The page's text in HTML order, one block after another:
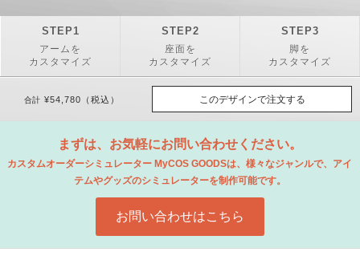
STEP
アームを
カスタマイズ
STEP
座面を
カスタマイズ
STEP
脚を
カスタマイズ
合計 ¥54,780 （税込） このデザインで注文する
まずは、お気軽にお問い合わせください。
カスタムオーダーシミュレーター MyCOS GOODSは、様々なジャンルで、アイ
テムやグッズのシミュレーターを制作可能です。
お問い合わせはこちら